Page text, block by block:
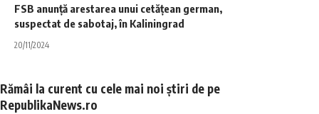
FSB anunță arestarea unui cetățean german,
suspectat de sabotaj, în Kaliningrad
20/11/2024
Rămâi la curent cu cele mai noi știri de pe
RepublikaNews.ro